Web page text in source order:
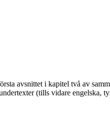
avsnittet i kapitel två av
(tills vidare engelska,